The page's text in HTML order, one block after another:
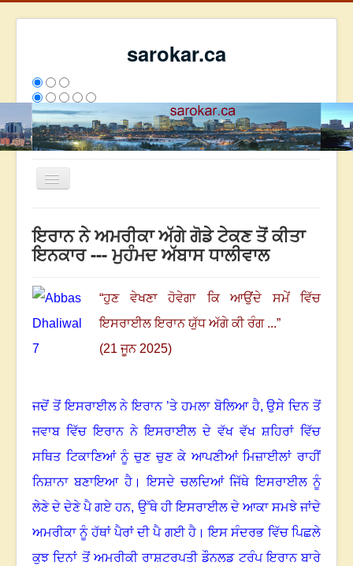
sarokar.ca
Toggle
ਰਚਨਾਵਾਂ
ਸੰਪਰਕ
We have 88 guests and no members online
2797239
ਇਸ ਹਫਤੇ
ਇਰਾਨ ਨੇ ਅਮਰੀਕਾ ਅੱਗੇ ਗੋਡੇ ਟੇਕਣ ਤੋਂ ਕੀਤਾ
ਇਨਕਾਰ --- ਮੁਹੰਮਦ ਅੱਬਾਸ ਧਾਲੀਵਾਲ
“ਹੁਣ ਵੇਖਣਾ ਹੋਵੇਗਾ ਕਿ ਆਉਂਦੇ ਸਮੇਂ ਵਿੱਚ
ਇਸਰਾਈਲ ਇਰਾਨ ਯੁੱਧ ਅੱਗੇ ਕੀ ਰੰਗ ...”
(21 ਜੂਨ 2025)
ਜਦੋਂ ਤੋਂ ਇਸਰਾਈਲ ਨੇ ਇਰਾਨ ’ਤੇ ਹਮਲਾ ਬੋਲਿਆ ਹੈ, ਉਸੇ ਦਿਨ ਤੋਂ
ਜਵਾਬ ਵਿੱਚ ਇਰਾਨ ਨੇ ਇਸਰਾਈਲ ਦੇ ਵੱਖ ਵੱਖ ਸ਼ਹਿਰਾਂ ਵਿੱਚ
ਸਥਿਤ ਟਿਕਾਣਿਆਂ ਨੂੰ ਚੁਣ ਚੁਣ ਕੇ ਆਪਣੀਆਂ ਮਿਜ਼ਾਈਲਾਂ ਰਾਹੀਂ
ਨਿਸ਼ਾਨਾ ਬਣਾਇਆ ਹੈ। ਇਸਦੇ ਚਲਦਿਆਂ ਜਿੱਥੇ ਇਸਰਾਈਲ ਨੂੰ
ਲੇਣੇ ਦੇ ਦੇਣੇ ਪੈ ਗਏ ਹਨ, ਉੱਥੇ ਹੀ ਇਸਰਾਈਲ ਦੇ ਆਕਾ ਸਮਝੇ ਜਾਂਦੇ
ਅਮਰੀਕਾ ਨੂੰ ਹੱਥਾਂ ਪੈਰਾਂ ਦੀ ਪੈ ਗਈ ਹੈ। ਇਸ ਸੰਦਰਭ ਵਿੱਚ ਪਿਛਲੇ
ਕੁਝ ਦਿਨਾਂ ਤੋਂ ਅਮਰੀਕੀ ਰਾਸ਼ਟਰਪਤੀ ਡੌਨਲਡ ਟਰੰਪ ਇਰਾਨ ਬਾਰੇ